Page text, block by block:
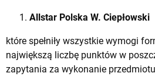
Allstar Polska W. Ciepłowski
które spełniły wszystkie wymogi
największą liczbę punktów w
zapytania za wykonanie